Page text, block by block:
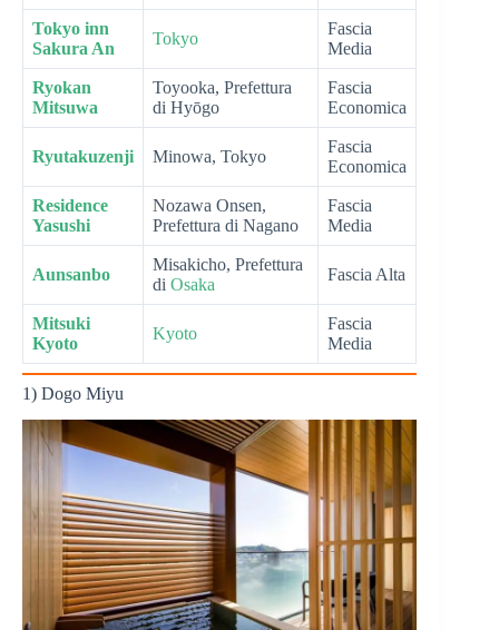
Tokyo inn
Sakura An
Tokyo
Fascia
Media
Ryokan
Mitsuwa
Toyooka, Prefettura
di Hyōgo
Fascia
Economica
Ryutakuzenji Minowa, Tokyo
Fascia
Economica
Residence
Yasushi
Nozawa Onsen,
Prefettura di Nagano
Fascia
Media
Aunsanbo
Misakicho, Prefettura
di Osaka
Fascia Alta
Mitsuki
Kyoto
Kyoto
Fascia
Media
1) Dogo Miyu